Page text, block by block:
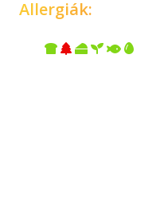
Allergiák: